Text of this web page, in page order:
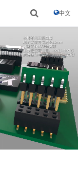
中文